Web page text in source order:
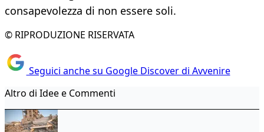
consapevolezza di non essere soli.
© RIPRODUZIONE RISERVATA
Seguici anche su Google Discover di Avvenire
Altro di Idee e Commenti